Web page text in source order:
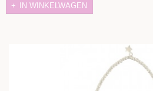
IN WINKELWAGEN